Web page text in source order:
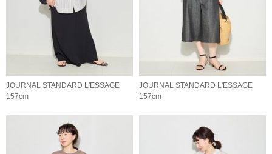
JOURNAL STANDARD L'ESSAGE
157cm
JOURNAL STANDARD L'ESSAGE
157cm